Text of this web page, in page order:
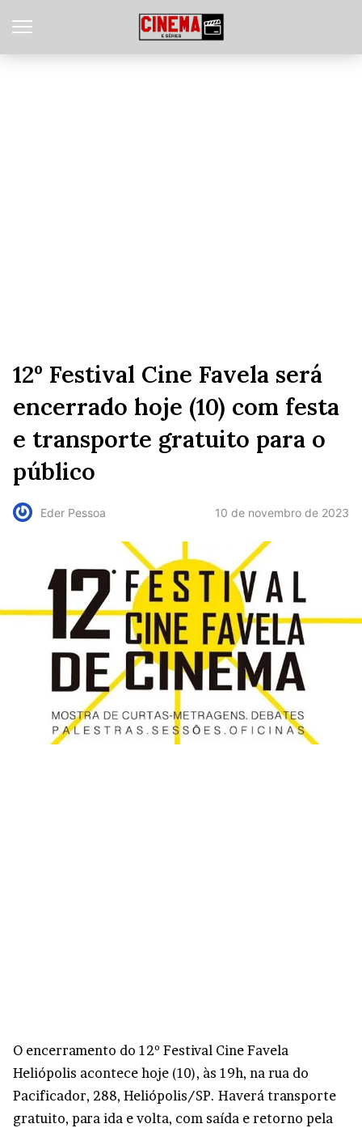
12º Festival Cine Favela será
encerrado hoje (10) com festa
e transporte gratuito para o
público
Eder Pessoa 10 de novembro de 2023
O encerramento do 12º Festival Cine Favela
Heliópolis acontece hoje (10), às 19h, na rua do
Pacificador, 288, Heliópolis/SP. Haverá transporte
gratuito, para ida e volta, com saída e retorno pela